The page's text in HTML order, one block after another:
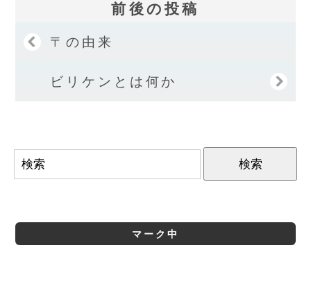
前後の投稿
〒の由来
ビリケンとは何か
マーク中